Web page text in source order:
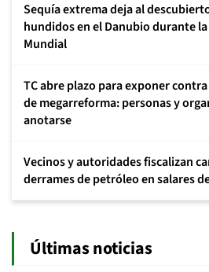
Sequía extrema deja al
hundidos en el Danubio durante
Mundial
TC abre plazo para exponer
de megarreforma: personas y
anotarse
Vecinos y autoridades fiscalizan
derrames de petróleo en salares
Últimas noticias